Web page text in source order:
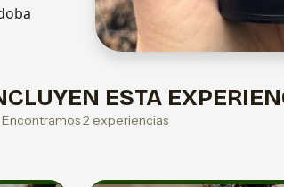
ESTA
Encontramos 2 experiencias